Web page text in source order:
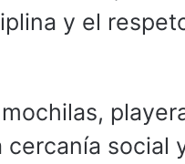
y el
social